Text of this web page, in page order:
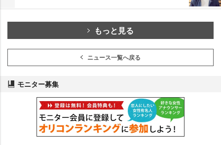
もっと見る
ニュース一覧へ戻る
モニター募集